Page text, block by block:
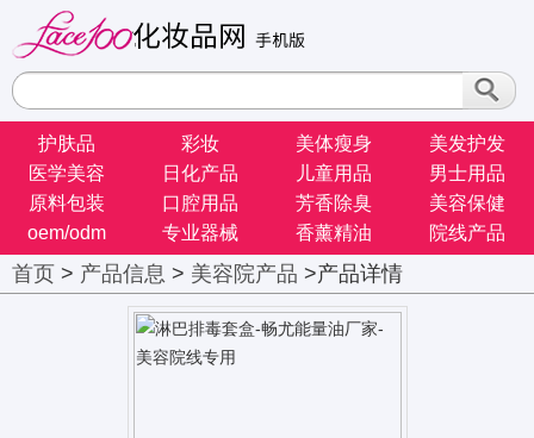
护肤品 彩妆 美体瘦身
美发护发
医学美容
日化产品 儿童用品
男士用品
原料包装
口腔用品 芳香除臭
美容保健
oem/odm
专业器械 香薰精油 院线产品
首页 > 产品信息 > 美容院产品 >产品详情